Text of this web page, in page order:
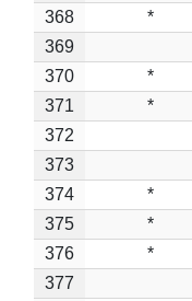
368
*
369
370
*
371
*
372
373
374
*
375
*
376
*
377